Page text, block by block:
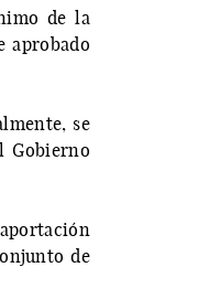
de la
aprobado
se
Gobierno
de